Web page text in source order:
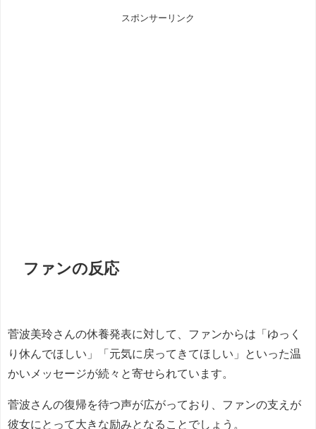
スポンサーリンク
ファンの反応
菅波美玲さんの休養発表に対して、ファンからは「ゆっく
り休んでほしい」「元気に戻ってきてほしい」といった温
かいメッセージが続々と寄せられています。
菅波さんの復帰を待つ声が広がっており、ファンの支えが
彼女にとって大きな励みとなることでしょう。